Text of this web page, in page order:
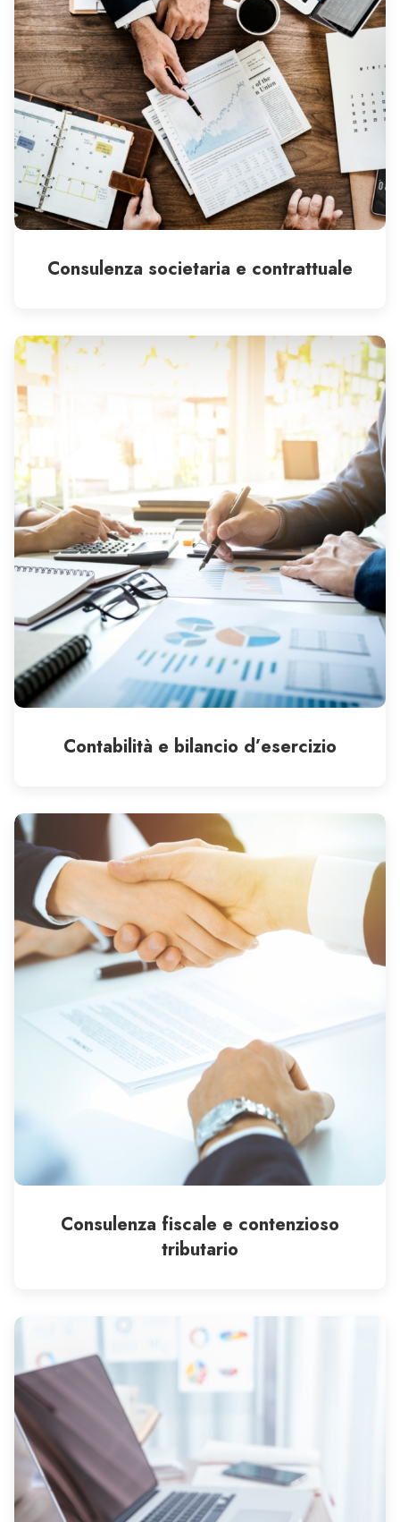
Consulenza societaria e contrattuale
Contabilità e bilancio d’esercizio
Consulenza fiscale e contenzioso
tributario